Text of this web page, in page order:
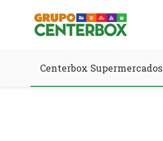
Centerbox Supermercados